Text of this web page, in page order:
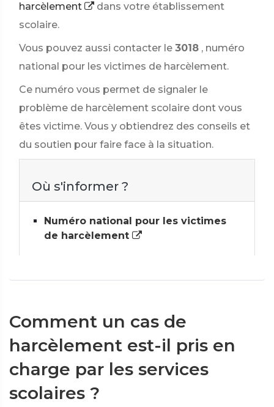
harcèlement
dans votre établissement
scolaire.
Vous pouvez aussi contacter le 3018 , numéro
national pour les victimes de harcèlement.
Ce numéro vous permet de signaler le
problème de harcèlement scolaire dont vous
êtes victime. Vous y obtiendrez des conseils et
du soutien pour faire face à la situation.
Où s'informer ?
Numéro national pour les victimes
de harcèlement
Comment un cas de
harcèlement est-il pris en
charge par les services
scolaires ?